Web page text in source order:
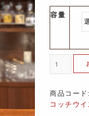
容量
商品コー
コッチウイ